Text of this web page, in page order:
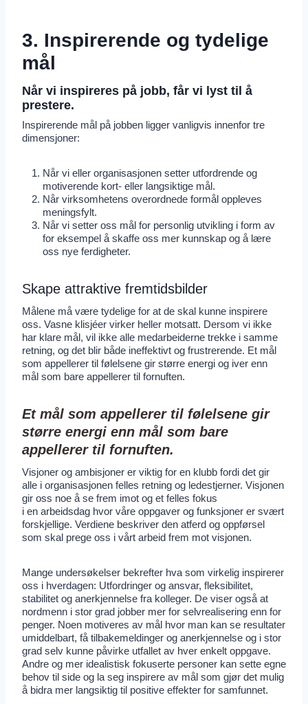
3. Inspirerende og tydelige
mål
Når vi inspireres på jobb, får vi lyst til å
prestere.
Inspirerende mål på jobben ligger vanligvis innenfor tre
dimensjoner:
Når vi eller organisasjonen setter utfordrende og
motiverende kort- eller langsiktige mål.
Når virksomhetens overordnede formål oppleves
meningsfylt.
Når vi setter oss mål for personlig utvikling i form av
for eksempel å skaffe oss mer kunnskap og å lære
oss nye ferdigheter.
Skape attraktive fremtidsbilder
Målene må være tydelige for at de skal kunne inspirere
oss. Vasne klisjéer virker heller motsatt. Dersom vi ikke
har klare mål, vil ikke alle medarbeiderne trekke i samme
retning, og det blir både ineffektivt og frustrerende. Et mål
som appellerer til følelsene gir større energi og iver enn
mål som bare appellerer til fornuften.
Et mål som appellerer til følelsene gir
større energi enn mål som bare
appellerer til fornuften.
Visjoner og ambisjoner er viktig for en klubb fordi det gir
alle i organisasjonen felles retning og ledestjerner. Visjonen
gir oss noe å se frem imot og et felles fokus
i en arbeidsdag hvor våre oppgaver og funksjoner er svært
forskjellige. Verdiene beskriver den atferd og oppførsel
som skal prege oss i vårt arbeid frem mot visjonen.
Mange undersøkelser bekrefter hva som virkelig inspirerer
oss i hverdagen: Utfordringer og ansvar, fleksibilitet,
stabilitet og anerkjennelse fra kolleger. De viser også at
nordmenn i stor grad jobber mer for selvrealisering enn for
penger. Noen motiveres av mål hvor man kan se resultater
umiddelbart, få tilbakemeldinger og anerkjennelse og i stor
grad selv kunne påvirke utfallet av hver enkelt oppgave.
Andre og mer idealistisk fokuserte personer kan sette egne
behov til side og la seg inspirere av mål som gjør det mulig
å bidra mer langsiktig til positive effekter for samfunnet.